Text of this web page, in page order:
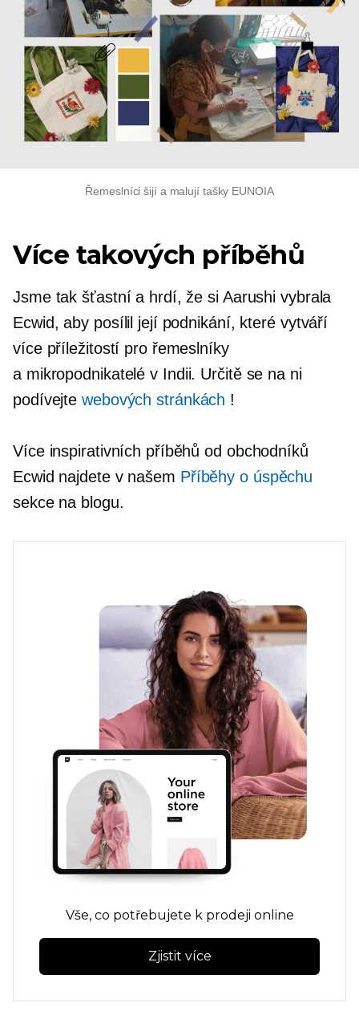
Řemeslníci šijí a malují tašky EUNOIA
Více takových příběhů
Jsme tak šťastní a hrdí, že si Aarushi vybrala
Ecwid, aby posílil její podnikání, které vytváří
více příležitostí pro řemeslníky
a mikropodnikatelé v Indii. Určitě se na ni
podívejtewebových stránkách !
Více inspirativních příběhů od obchodníků
Ecwid najdete v našem Příběhy o úspěchu
sekce na blogu.
Vše, co potřebujete k prodeji online
Zjistit více